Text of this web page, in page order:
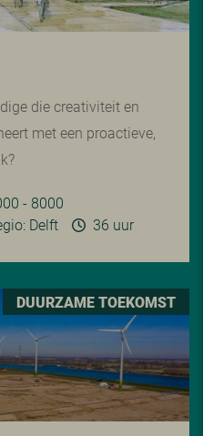
die creativiteit en
met een proactieve,
- 8000
Delft
36 uur
DUURZAME TOEKOMST